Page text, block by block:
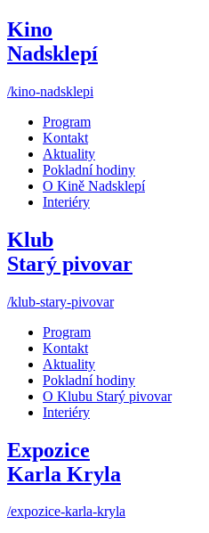
Kino
Nadsklepí
/kino-nadsklepi
Program
Kontakt
Aktuality
Pokladní hodiny
O Kině Nadsklepí
Interiéry
Klub
Starý pivovar
/klub-stary-pivovar
Program
Kontakt
Aktuality
Pokladní hodiny
O Klubu Starý pivovar
Interiéry
Expozice
Karla Kryla
/expozice-karla-kryla